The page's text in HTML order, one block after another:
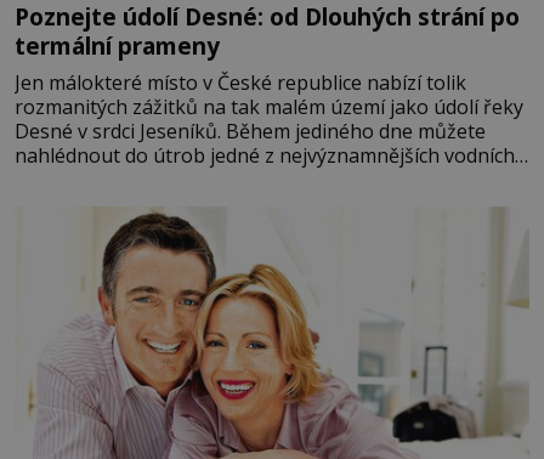
Poznejte údolí Desné: od Dlouhých strání po
termální prameny
Jen málokteré místo v České republice nabízí tolik
rozmanitých zážitků na tak malém území jako údolí řeky
Desné v srdci Jeseníků. Během jediného dne můžete
nahlédnout do útrob jedné z nejvýznamnějších vodních
se na koloběžce a den zakončit poznáváním památek ve
Velkých Losinách nebo v termálním